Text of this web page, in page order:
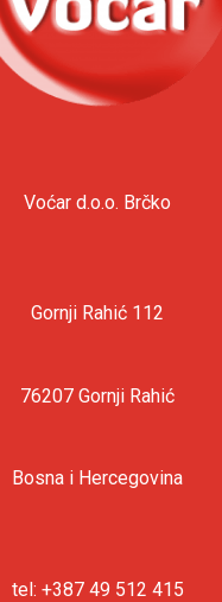
Voćar d.o.o. Brčko
Gornji Rahić 112
76207 Gornji Rahić
Bosna i Hercegovina
tel: +387 49 512 415